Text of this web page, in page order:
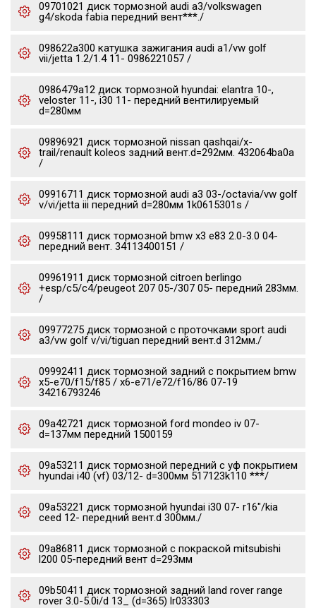
09701021 диск тормозной audi a3/volkswagen
g4/skoda fabia передний вент***./
098622a300 катушка зажигания audi a1/vw golf
vii/jetta 1.2/1.4 11- 0986221057 /
0986479a12 диск тормозной hyundai: elantra 10-,
veloster 11-, i30 11- передний вентилируемый
d=280мм
09896921 диск тормозной nissan qashqai/x-
trail/renault koleos задний вент.d=292мм. 432064ba0a
/
09916711 диск тормозной audi a3 03-/octavia/vw golf
v/vi/jetta iii передний d=280мм 1k0615301s /
09958111 диск тормозной bmw x3 e83 2.0-3.0 04-
передний вент. 34113400151 /
09961911 диск тормозной citroen berlingo
+esp/c5/c4/peugeot 207 05-/307 05- передний 283мм.
/
09977275 диск тормозной c проточками sport audi
a3/vw golf v/vi/tiguan передний вент.d 312мм./
09992411 диск тормозной задний с покрытием bmw
x5-e70/f15/f85 / x6-e71/e72/f16/86 07-19
34216793246
09a42721 диск тормозной ford mondeo iv 07-
d=137мм передний 1500159
09a53211 диск тормозной передний с уф покрытием
hyundai i40 (vf) 03/12- d=300мм 517123k110 ***/
09a53221 диск тормозной hyundai i30 07- r16"/kia
ceed 12- передний вент.d 300мм./
09a86811 диск тормозной с покраской mitsubishi
l200 05-передний вент d=293мм
09b50411 диск тормозной задний land rover range
rover 3.0-5.0i/d 13_ (d=365) lr033303